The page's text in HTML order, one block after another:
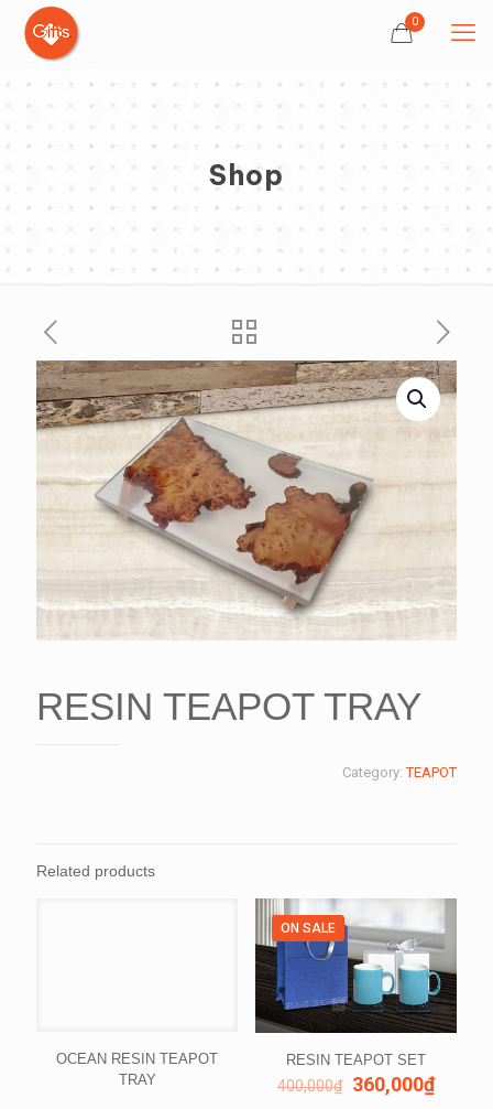
0
Shop
RESIN TEAPOT TRAY
Category:TEAPOT
Related products
OCEAN RESIN TEAPOT
TRAY
ON SALE
RESIN TEAPOT SET
400,000₫ 360,000₫